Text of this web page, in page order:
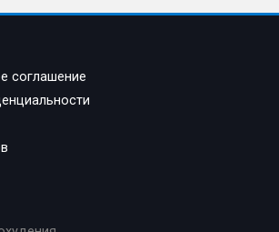
соглашение